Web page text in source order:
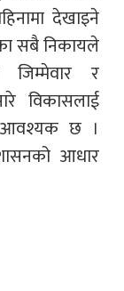
देखाइने
सबै निकायले
जिम्मेवार र
विकासलाई
आवश्यक छ ।
आधार